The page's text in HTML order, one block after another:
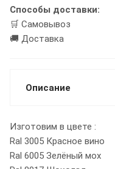
Способы доставки:
🛒 Самовывоз
🚚 Доставка
Описание
Изготовим в цвете :
Ral 3005 Красное вино
Ral 6005 Зелёный мох